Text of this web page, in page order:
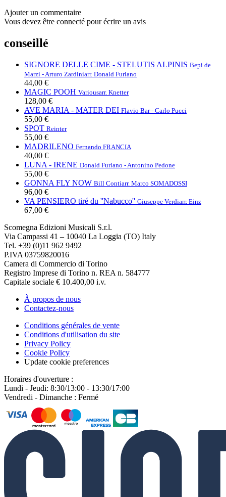
Ajouter un commentaire
Vous devez être connecté pour écrire un avis
conseillé
SIGNORE DELLE CIME - STELUTIS ALPINIS Bepi de
Marzi - Arturo Zardiniarr. Donald Furlano
44,00 €
MAGIC POOH Variousarr. Knetter
128,00 €
AVE MARIA - MATER DEI Flavio Bar - Carlo Pucci
55,00 €
SPOT Reinter
55,00 €
MADRILENO Fernando FRANCIA
40,00 €
LUNA - IRENE Donald Furlano - Antonino Pedone
55,00 €
GONNA FLY NOW Bill Contiarr. Marco SOMADOSSI
96,00 €
VA PENSIERO tiré du ''Nabucco'' Giuseppe Verdiarr. Einz
67,00 €
Scomegna Edizioni Musicali S.r.l.
Via Campassi 41 – 10040 La Loggia (TO) Italy
Tel. +39 (0)11 962 9492
P.IVA 03759820016
Camera di Commercio di Torino
Registro Imprese di Torino n. REA n. 584777
Capitale sociale € 10.400,00 i.v.
À propos de nous
Contactez-nous
Conditions générales de vente
Conditions d'utilisation du site
Privacy Policy
Cookie Policy
Update cookie preferences
Horaires d'ouverture :
Lundi - Jeudi: 8:30/13:00 - 13:30/17:00
Vendredi - Dimanche : Fermé